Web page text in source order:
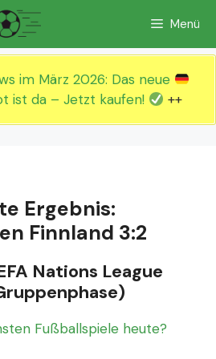
Menü
im März 2026: Das neue
ist da – Jetzt kaufen! ++
Ergebnis:
Finnland 3:2
Nations League
Fußballspiele heute?